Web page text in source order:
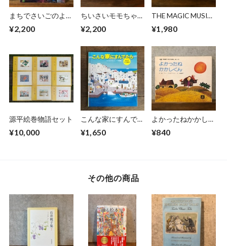
まちでさいごのよう
さんのはなし
¥2,200
ちいさいモモちゃ
ゃん
¥2,200
THE MAGIC MUSIC
¥1,980
源平絵巻物語セット
¥10,000
こんな家にすんでた
¥1,650
よかったねかかしく
¥840
その他の商品